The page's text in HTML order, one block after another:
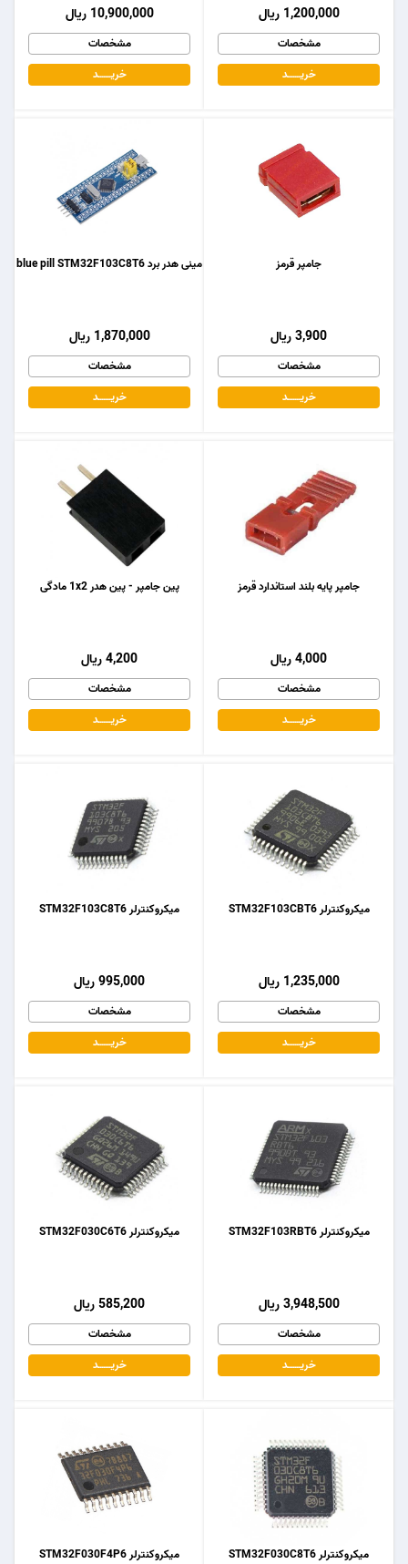
10,900,000 ریال
مشخصات
خریـــــــد
1,200,000 ریال
مشخصات
خریـــــــد
مینی هدر برد blue pill STM32F103C8T6
1,870,000 ریال
مشخصات
خریـــــــد
جامپر قرمز
3,900 ریال
مشخصات
خریـــــــد
پین جامپر - پین هدر 1x2 مادگی
4,200 ریال
مشخصات
خریـــــــد
جامپر پایه بلند استاندارد قرمز
4,000 ریال
مشخصات
خریـــــــد
میکروکنترلر STM32F103C8T6
995,000 ریال
مشخصات
خریـــــــد
میکروکنترلر STM32F103CBT6
1,235,000 ریال
مشخصات
خریـــــــد
میکروکنترلر STM32F030C6T6
585,200 ریال
مشخصات
خریـــــــد
میکروکنترلر STM32F103RBT6
3,948,500 ریال
مشخصات
خریـــــــد
میکروکنترلر STM32F030F4P6 میکروکنترلر STM32F030C8T6